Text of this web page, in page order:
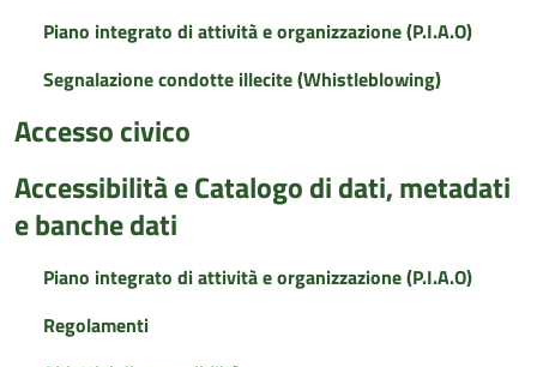
Piano integrato di attività e organizzazione (P.I.A.O)
Segnalazione condotte illecite (Whistleblowing)
Accesso civico
Accessibilità e Catalogo di dati, metadati
e banche dati
Piano integrato di attività e organizzazione (P.I.A.O)
Regolamenti